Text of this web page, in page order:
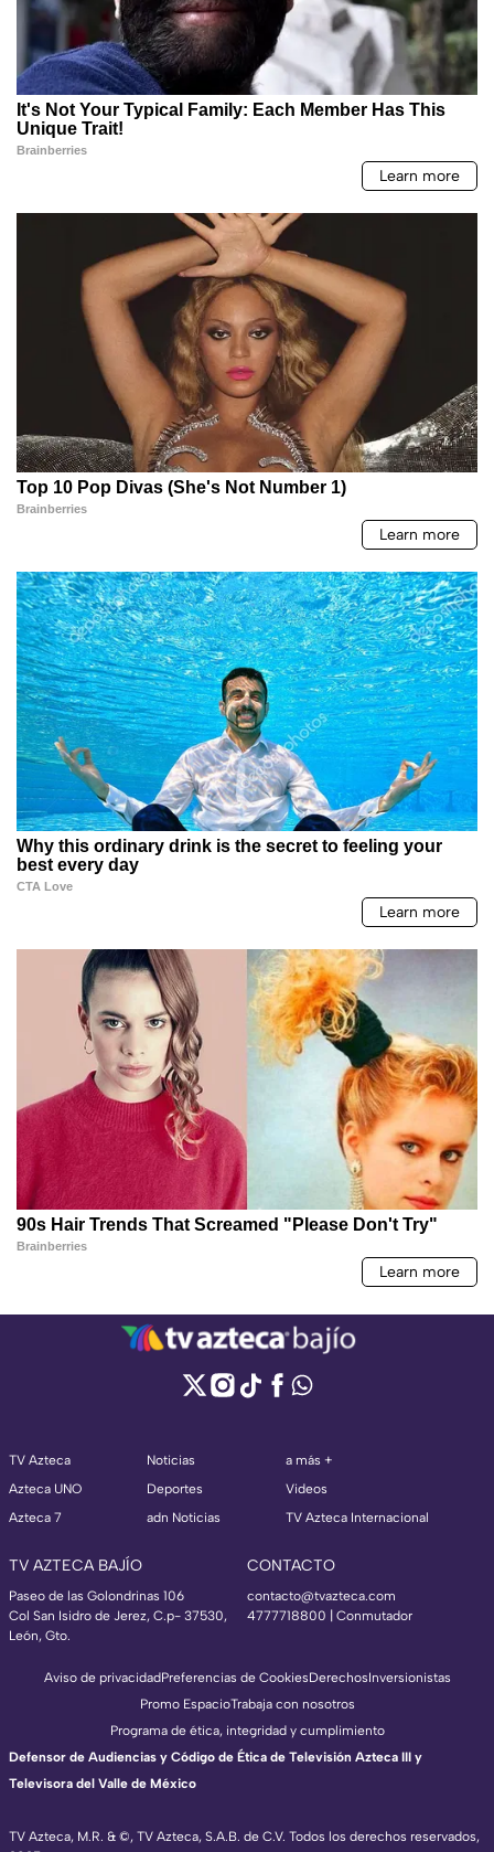
TV Azteca
Azteca UNO
Azteca 7
Noticias
Deportes
adn Noticias
a más +
Videos
TV Azteca Internacional
TV AZTECA BAJÍO
Paseo de las Golondrinas 106
Col San Isidro de Jerez, C.p- 37530,
León, Gto.
CONTACTO
contacto@tvazteca.com
4777718800 | Conmutador
TV Azteca, M.R. & ©, TV Azteca, S.A.B. de C.V. Todos los derechos reservados,
Aviso de privacidadPreferencias de CookiesDerechosInversionistas
Promo EspacioTrabaja con nosotros
Programa de ética, integridad y cumplimiento
Defensor de Audiencias y Código de Ética de Televisión Azteca III y
Televisora del Valle de México